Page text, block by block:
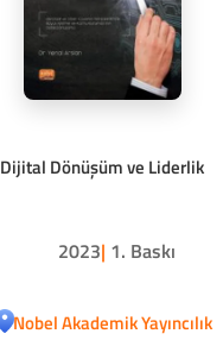
Dijital Dönüşüm ve Liderlik
2023| 1. Baskı
Nobel Akademik Yayıncılık